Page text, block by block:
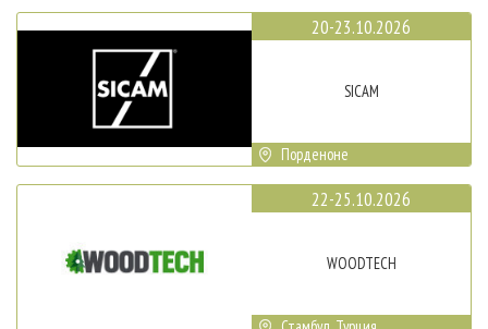
20-23.10.2026
SICAM
Порденоне
22-25.10.2026
WOODTECH